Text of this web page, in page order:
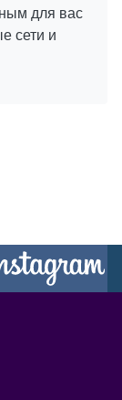
для вас
сети и